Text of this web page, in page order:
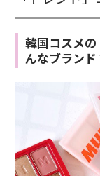
韓国コスメ
んなブランド